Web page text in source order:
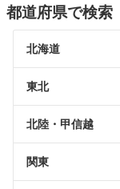
都道府県で検索
北海道
東北
北陸・甲信越
関東